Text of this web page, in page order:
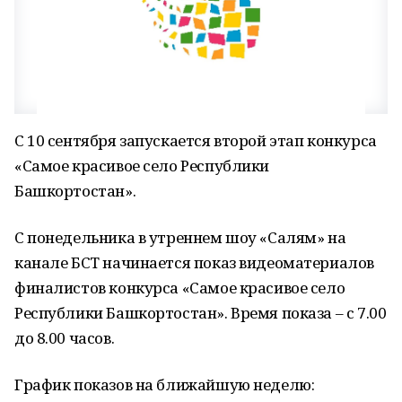
С 10 сентября запускается второй этап конкурса
«Самое красивое село Республики
Башкортостан».
С понедельника в утреннем шоу «Салям» на
канале БСТ начинается показ видеоматериалов
финалистов конкурса «Самое красивое село
Республики Башкортостан». Время показа – с 7.00
до 8.00 часов.
График показов на ближайшую неделю: